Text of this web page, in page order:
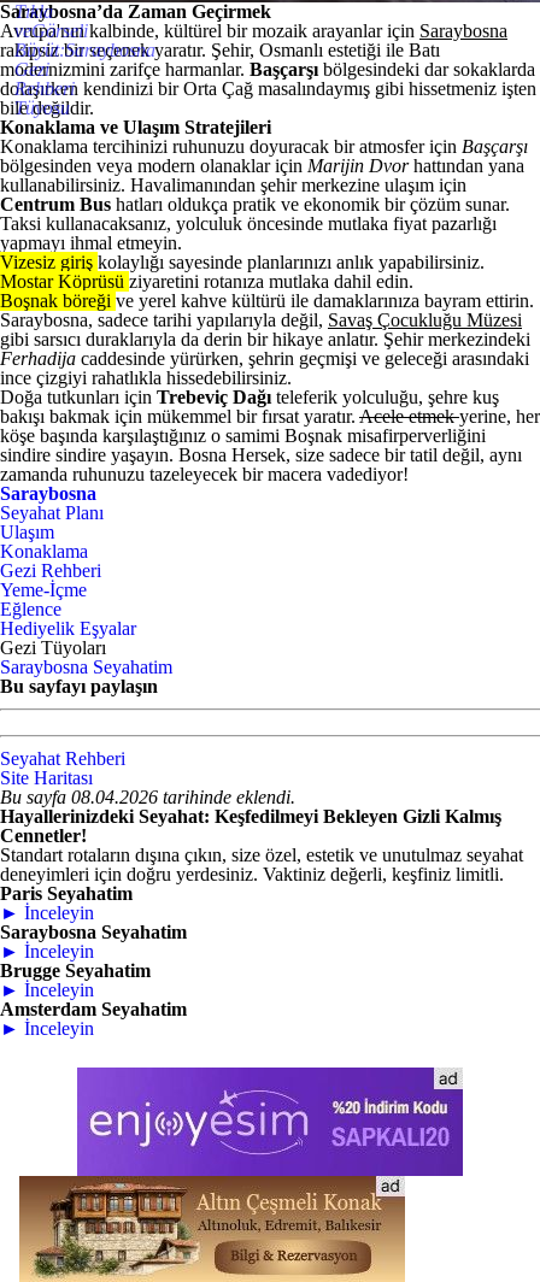
Tıkla
veGörseli
Büyüt:Saraybosna
Gezi
Rehberi
Tüyosu
Saraybosna’da Zaman Geçirmek
Avrupa'nın kalbinde, kültürel bir mozaik arayanlar için Saraybosna
rakipsiz bir seçenek yaratır. Şehir, Osmanlı estetiği ile Batı
modernizmini zarifçe harmanlar. Başçarşı bölgesindeki dar sokaklarda
dolaşırken kendinizi bir Orta Çağ masalındaymış gibi hissetmeniz işten
bile değildir.
Konaklama ve Ulaşım Stratejileri
Konaklama tercihinizi ruhunuzu doyuracak bir atmosfer için Başçarşı
bölgesinden veya modern olanaklar için Marijin Dvorhattından yana
kullanabilirsiniz. Havalimanından şehir merkezine ulaşım için
Centrum Bus hatları oldukça pratik ve ekonomik bir çözüm sunar.
Taksi kullanacaksanız, yolculuk öncesinde mutlaka fiyat pazarlığı
yapmayı ihmal etmeyin.
Vizesiz giriş kolaylığı sayesinde planlarınızı anlık yapabilirsiniz.
Mostar Köprüsü ziyaretini rotanıza mutlaka dahil edin.
Boşnak böreği ve yerel kahve kültürü ile damaklarınıza bayram ettirin.
Saraybosna, sadece tarihi yapılarıyla değil, Savaş Çocukluğu Müzesi
gibi sarsıcı duraklarıyla da derin bir hikaye anlatır. Şehir merkezindeki
Ferhadija caddesinde yürürken, şehrin geçmişi ve geleceği arasındaki
ince çizgiyi rahatlıkla hissedebilirsiniz.
Doğa tutkunları için Trebeviç Dağı teleferik yolculuğu, şehre kuş
bakışı bakmak için mükemmel bir fırsat yaratır. Acele etmekyerine, her
köşe başında karşılaştığınız o samimi Boşnak misafirperverliğini
sindire sindire yaşayın. Bosna Hersek, size sadece bir tatil değil, aynı
zamanda ruhunuzu tazeleyecek bir macera vadediyor!
Saraybosna
Seyahat Planı
Ulaşım
Konaklama
Gezi Rehberi
Yeme-İçme
Eğlence
Hediyelik Eşyalar
Gezi Tüyoları
Saraybosna Seyahatim
Bu sayfayı paylaşın
Seyahat Rehberi
Site Haritası
Bu sayfa 08.04.2026 tarihinde eklendi.
Hayallerinizdeki Seyahat: Keşfedilmeyi Bekleyen Gizli Kalmış
Cennetler!
Standart rotaların dışına çıkın, size özel, estetik ve unutulmaz seyahat
deneyimleri için doğru yerdesiniz. Vaktiniz değerli, keşfiniz limitli.
Paris Seyahatim
► İnceleyin
Saraybosna Seyahatim
► İnceleyin
Brugge Seyahatim
► İnceleyin
Amsterdam Seyahatim
► İnceleyin